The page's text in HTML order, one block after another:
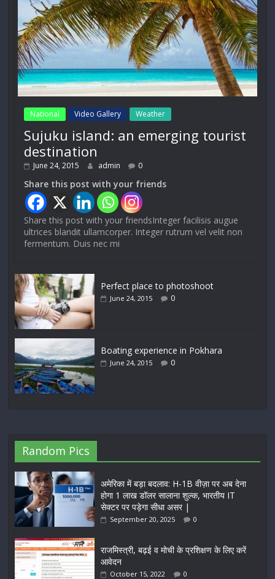
National Video Gallery Weather
Sujuku island: an emerging tourist
destination
June 24, 2015 admin 0
Share this post with your friends
Share this post with your friendsInteger facilisis augue
ultrices blandit ullamcorper. Integer rutrum vel velit non
fermentum. Duis nec mi
Perfect place to photoshoot
June 24, 2015 0
Boating experience in Pokhara
June 24, 2015 0
Random Pics
अमेरिका में बड़ा बदलाव: H-1B वीज़ा पर अब देना
होगा 1 लाख डॉलर सालाना शुल्क, भारतीय IT
सेक्टर पर पड़ेगा सीधा असर |
September 20, 2025 0
राजमिस्त्री, बढ़ई व मोची के प्रशिक्षण के लिए करें
आवेदन
October 15, 2022 0